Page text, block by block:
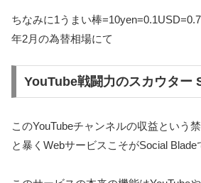
ちなみに1うまい棒
年2月の為替相場にて
YouTube戦闘力のスカウター
このYouTubeチャンネルの収益という
と暴くWebサービスこそがSocial Blade